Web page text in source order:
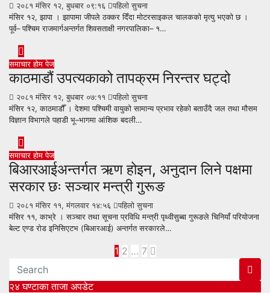
२०८१ मंसिर १२, बुधबार ०९:१६
पहिलो सुचना
मंसिर १२, झापा । झापामा जीपले ठक्कर दिँदा मोटरसाइकल चालकको मृत्यु भएको छ ।
पूर्व– पश्चिम राजमार्गअन्तर्गत शिवसताक्षी नगरपालिका– १…
समाचारहोम पेज
काठमाडौं उपत्यकाको तापक्रम निरन्तर घट्दो
२०८१ मंसिर १२, बुधबार ०७:११
पहिलो सुचना
मंसिर १२, काठमाडौँ । देशमा पश्चिमी वायुको सामान्य प्रभाव रहेको बताउँदै जल तथा मौसम
विज्ञान विभागले पहाडी भू–भागमा आंशिक बदली…
समाचारहोम पेज
बिआरआईअन्तर्गत ऋण होइन, अनुदान लिने पक्षमा
सरकार छः सञ्चार मन्त्री गुरूङ
२०८१ मंसिर ११, मंगलवार १४:५६
पहिलो सुचना
मंसिर ११, काभ्रे । सञ्चार तथा सूचना प्रविधि मन्त्री पृथ्वीसुब्बा गुरूङले चिनियाँ परियोजना
बेल्ट एण्ड रोड इनिसिएटभ (बिआरआई) अन्तर्गत सरकारले…
Posts
pagination
1 2 … 7
२४ घण्टाका ताजा अपडेट